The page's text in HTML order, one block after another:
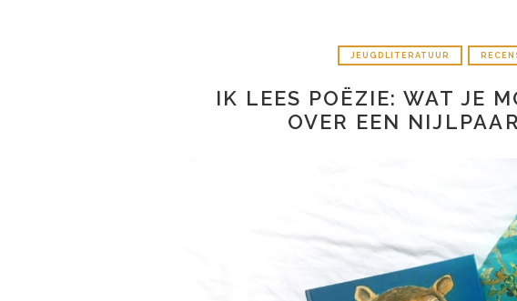
JEUGDLITERATUUR
IK LEES POËZIE: WAT JE
OVER EEN